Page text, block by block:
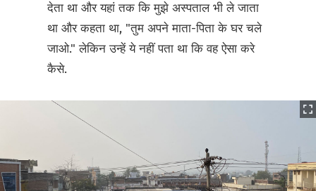
देता था और यहां तक कि मुझे अस्पताल भी ले जाता
था और कहता था, "तुम अपने माता-पिता के घर चले
जाओ." लेकिन उन्हें ये नहीं पता था कि वह ऐसा करे
कैसे.